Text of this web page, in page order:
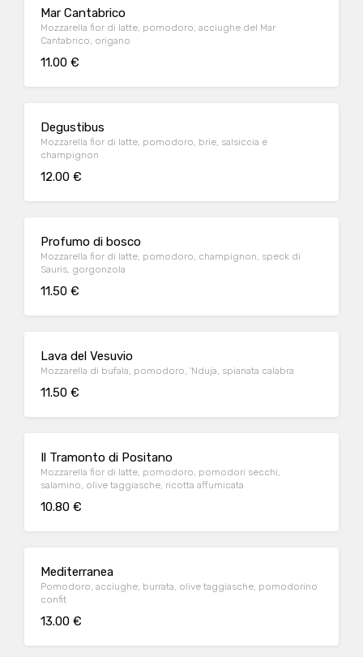
Mar Cantabrico
Mozzarella fior di latte, pomodoro, acciughe del Mar
Cantabrico, origano
11.00 €
Degustibus
Mozzarella fior di latte, pomodoro, brie, salsiccia e
champignon
12.00 €
Profumo di bosco
Mozzarella fior di latte, pomodoro, champignon, speck di
Sauris, gorgonzola
11.50 €
Lava del Vesuvio
Mozzarella di bufala, pomodoro, 'Nduja, spianata calabra
11.50 €
Il Tramonto di Positano
Mozzarella fior di latte, pomodoro, pomodori secchi,
salamino, olive taggiasche, ricotta affumicata
10.80 €
Mediterranea
Pomodoro, acciughe, burrata, olive taggiasche, pomodorino
confit
13.00 €